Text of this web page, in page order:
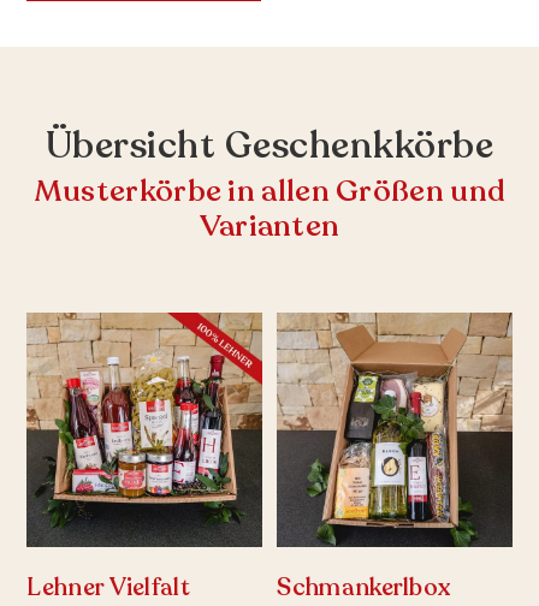
Übersicht Geschenkkörbe
Musterkörbe in allen Größen und
Varianten
Lehner Vielfalt Schmankerlbox